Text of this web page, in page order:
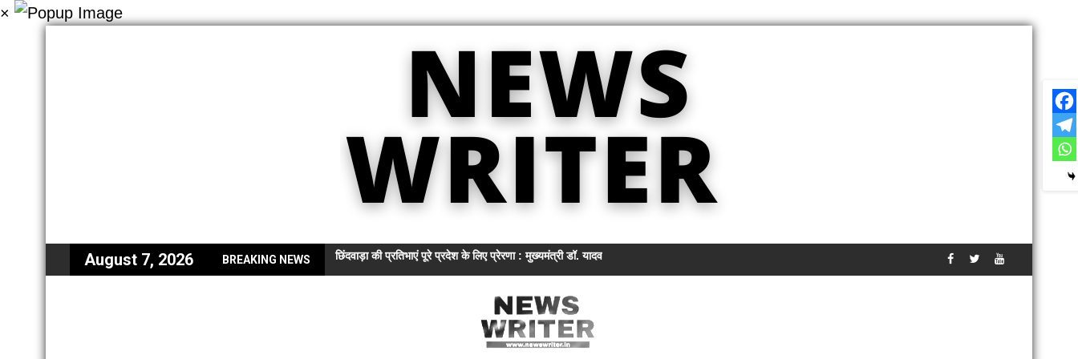
×
August 7, 2026 BREAKING NEWS छिंदवाड़ा की प्रतिभाएं पूरे प्रदेश के लिए प्रेरणा : मुख्यमंत्री डॉ. यादव